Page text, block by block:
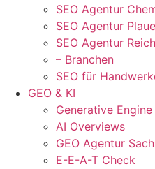
SEO Agentur
SEO Agentur
SEO Agentur
– Branchen
SEO für
GEO & KI
Generative
AI Overviews
GEO Agentur
E-E-A-T Check